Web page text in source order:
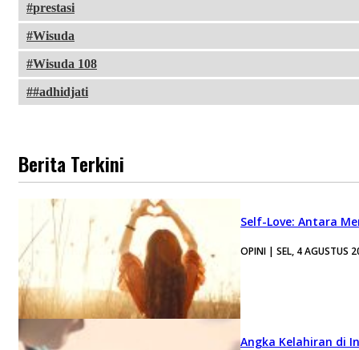
prestasi
Wisuda
Wisuda 108
#adhidjati
Berita Terkini
Self-Love: Antara
OPINI | SEL, 4 AGUSTUS
Angka Kelahiran di